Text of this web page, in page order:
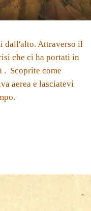
dall'alto. Attraverso il
che ci ha portati in
. Scoprite come
aerea e lasciatevi